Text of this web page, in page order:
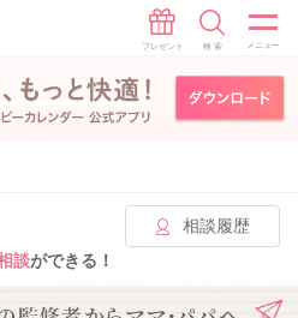
相談履歴
談ができる！